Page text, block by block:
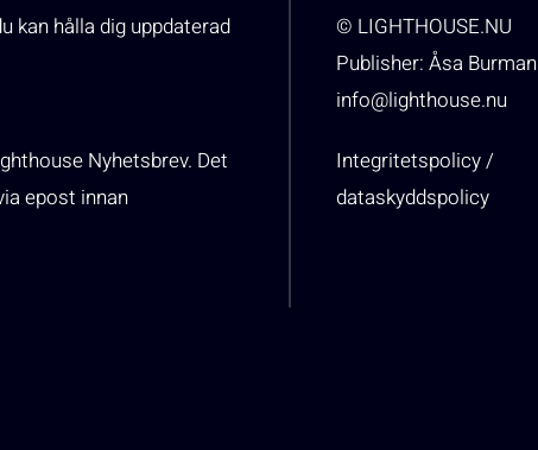
kan hålla dig uppdaterad
Nyhetsbrev. Det
epost innan
© LIGHTHOUSE.NU
Publisher: Åsa Burman
info@lighthouse.nu
Integritetspolicy /
dataskyddspolicy